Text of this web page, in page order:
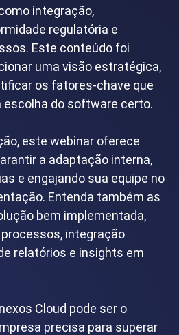
integração,
regulatória e
Este conteúdo foi
uma visão estratégica,
os fatores-chave que
escolha do software certo.
este webinar oferece
a adaptação interna,
e engajando sua equipe no
Entenda também as
bem implementada,
integração
relatórios e insights em
Cloud pode ser o
precisa para superar